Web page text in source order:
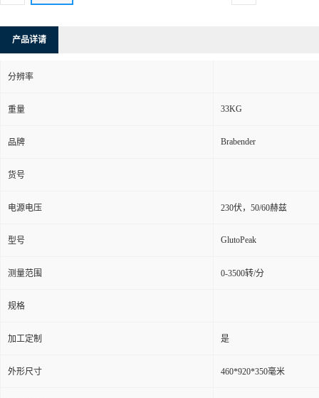
产品详请
分辨率
重量 33KG
品牌 Brabender
货号
电源电压 230伏，50/60赫兹
型号 GlutoPeak
测量范围 0-3500转/分
规格
加工定制 是
外形尺寸 460*920*350毫米